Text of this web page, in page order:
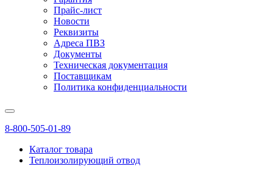
Прайс-лист
Новости
Реквизиты
Адреса ПВЗ
Документы
Техническая документация
Поставщикам
Политика конфиденциальности
8-800-505-01-89
Каталог товара
Теплоизолирующий отвод